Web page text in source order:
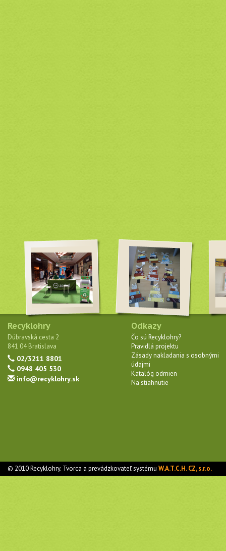
Recyklohry
Dúbravská cesta 2
841 04 Bratislava
02/3211 8801
0948 405 530
info@recyklohry.sk
Odkazy
Čo sú Recyklohry?
Pravidlá projektu
Zásady nakladania s osobnými
údajmi
Katalóg odmien
Na stiahnutie
© 2010 Recyklohry. Tvorca a prevádzkovateľ systémuW.A.T.C.H. CZ, s.r.o.